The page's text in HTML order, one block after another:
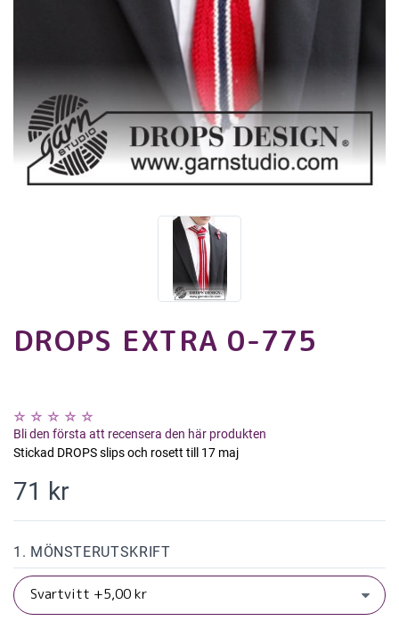
DROPS EXTRA 0-775
Bli den första att recensera den här produkten
Stickad DROPS slips och rosett till 17 maj
71 kr
1. MÖNSTERUTSKRIFT